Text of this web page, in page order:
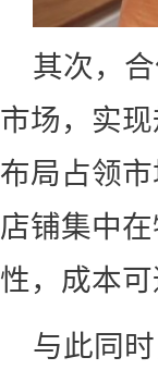
其次，
市场，实
布局占领
店铺集中
性，成本
与此同